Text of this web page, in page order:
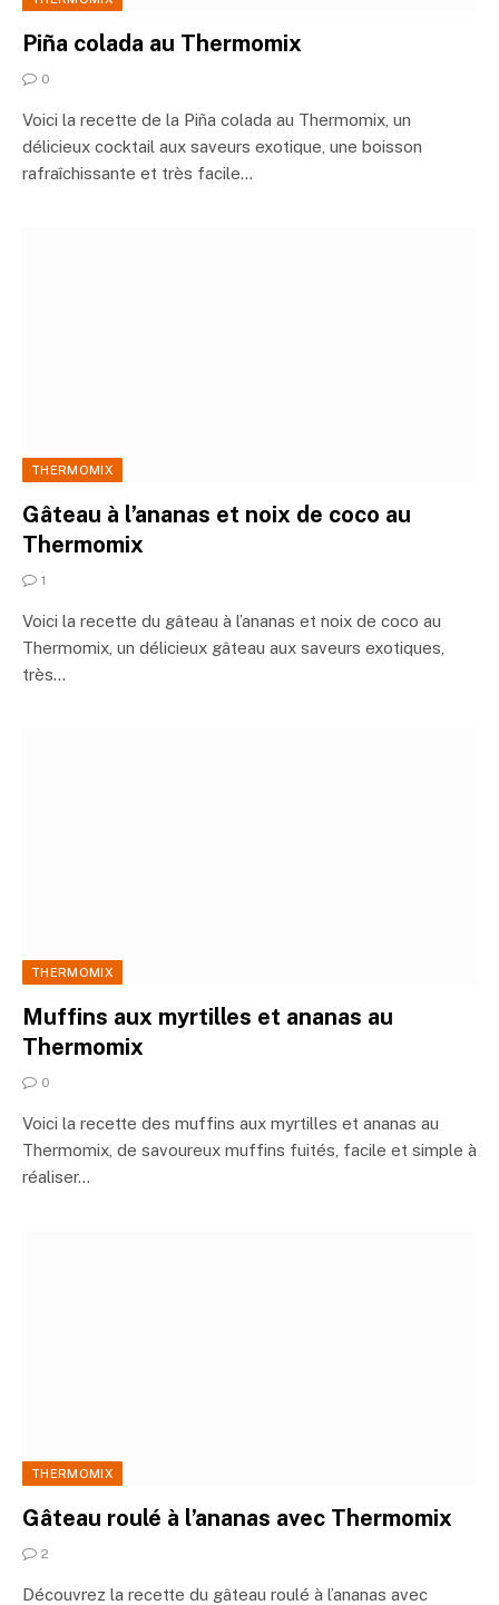
Piña colada au Thermomix
0
Voici la recette de la Piña colada au Thermomix, un
délicieux cocktail aux saveurs exotique, une boisson
rafraîchissante et très facile…
THERMOMIX
Gâteau à l’ananas et noix de coco au
Thermomix
1
Voici la recette du gâteau à l’ananas et noix de coco au
Thermomix, un délicieux gâteau aux saveurs exotiques,
très…
THERMOMIX
Muffins aux myrtilles et ananas au
Thermomix
0
Voici la recette des muffins aux myrtilles et ananas au
Thermomix, de savoureux muffins fuités, facile et simple à
réaliser…
THERMOMIX
Gâteau roulé à l’ananas avec Thermomix
2
Découvrez la recette du gâteau roulé à l’ananas avec